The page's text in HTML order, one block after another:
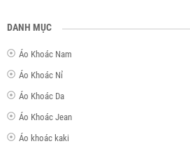
DANH MỤC
Áo Khoác Nam
Áo Khoác Nỉ
Áo Khoác Da
Áo Khoác Jean
Áo khoác kaki